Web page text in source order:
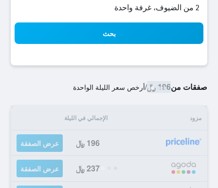
2 من الضيوف، غرفة واحدة
بحث
صفقات من196 ﷼ /أرخص سعر الليلة الواحدة
مزود الإجمالي في الليلة
196 ﷼ عرض الصفقة
237 ﷼ عرض الصفقة